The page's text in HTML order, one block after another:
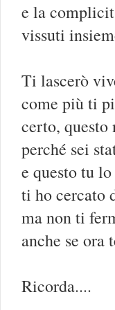
e la
vissuti
Ti lascerò
come più ti
certo, questo
perché sei
e questo tu lo
ti ho cercato
ma non ti
anche se ora
Ricorda....